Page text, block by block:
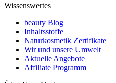
Wissenswertes
beauty Blog
Inhaltsstoffe
Naturkosmetik Zertifikate
Wir und unsere Umwelt
Aktuelle Angebote
Affiliate Programm